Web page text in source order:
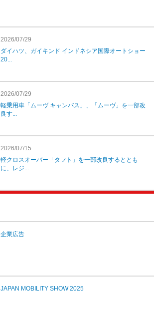
2026/07/29
ダイハツ、ガイキンド インドネシア国際オートショー
20...
2026/07/29
軽乗用車「ムーヴ キャンバス」、「ムーヴ」を一部改
良す...
2026/07/15
軽クロスオーバー「タフト」を一部改良するととも
に、レジ...
企業広告
JAPAN MOBILITY SHOW 2025